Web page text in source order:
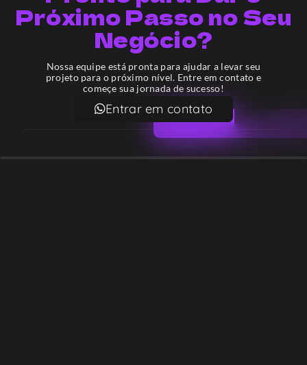
Próximo Passo no Seu
Negócio?
Nossa equipe está pronta para ajudar a levar seu
projeto para o próximo nível. Entre em contato e
começe sua jornada de sucesso!
Entrar em contato